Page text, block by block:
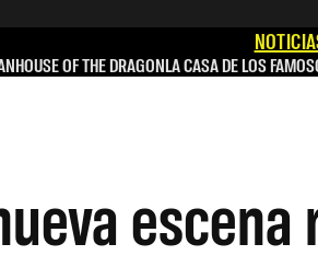
HOUSE OF THE DRAGONLA CASA DE LOS
escena